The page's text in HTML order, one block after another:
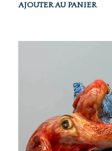
AJOUTER AU PANIER